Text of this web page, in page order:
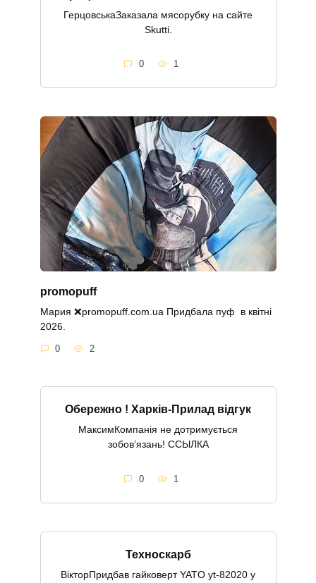
ГерцовськаЗаказала мясорубку на сайте
Skutti.
0 1
promopuff
Мария ❌promopuff.com.uа Придбала пуф в квітні
2026.
0 2
Обережно ! Харків-Прилад відгук
МаксимКомпанія не дотримується
зобов’язань! ССЫЛКА
0 1
Техноскарб
ВікторПридбав гайковерт YATO yt-82020 у